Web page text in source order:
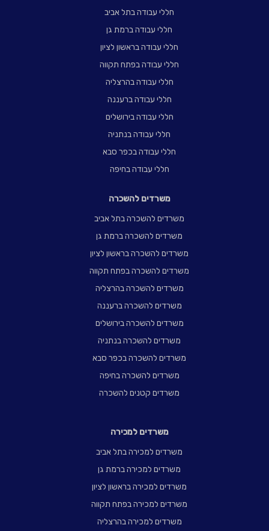
חללי עבודה בתל אביב
חללי עבודה ברמת גן
חללי עבודה בראשון לציון
חללי עבודה בפתח תקווה
חללי עבודה בהרצליה
חללי עבודה ברעננה
חללי עבודה בירושלים
חללי עבודה בנתניה
חללי עבודה בכפר סבא
חללי עבודה בחיפה
משרדים להשכרה
משרדים להשכרה בתל אביב
משרדים להשכרה ברמת גן
משרדים להשכרה בראשון לציון
משרדים להשכרה בפתח תקווה
משרדים להשכרה בהרצליה
משרדים להשכרה ברעננה
משרדים להשכרה בירושלים
משרדים להשכרה בנתניה
משרדים להשכרה בכפר סבא
משרדים להשכרה בחיפה
משרדים קטנים להשכרה
משרדים למכירה
משרדים למכירה בתל אביב
משרדים למכירה ברמת גן
משרדים למכירה בראשון לציון
משרדים למכירה בפתח תקווה
משרדים למכירה בהרצליה